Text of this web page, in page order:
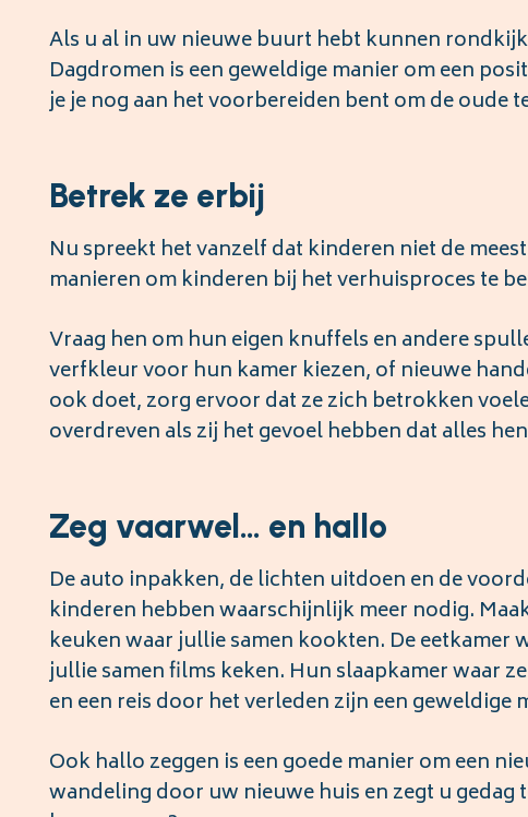
Als u al in uw nieuwe buurt hebt kunnen
Dagdromen is een geweldige manier om een
je je nog aan het voorbereiden bent om de oude
Betrek ze erbij
Nu spreekt het vanzelf dat kinderen niet de
manieren om kinderen bij het verhuisproces te
Vraag hen om hun eigen knuffels en andere
verfkleur voor hun kamer kiezen, of nieuwe
ook doet, zorg ervoor dat ze zich betrokken
overdreven als zij het gevoel hebben dat alles
Zeg vaarwel… en hallo
De auto inpakken, de lichten uitdoen en de
kinderen hebben waarschijnlijk meer nodig.
keuken waar jullie samen kookten. De eetkamer
jullie samen films keken. Hun slaapkamer waar
en een reis door het verleden zijn een geweldige
Ook hallo zeggen is een goede manier om een
wandeling door uw nieuwe huis en zegt u